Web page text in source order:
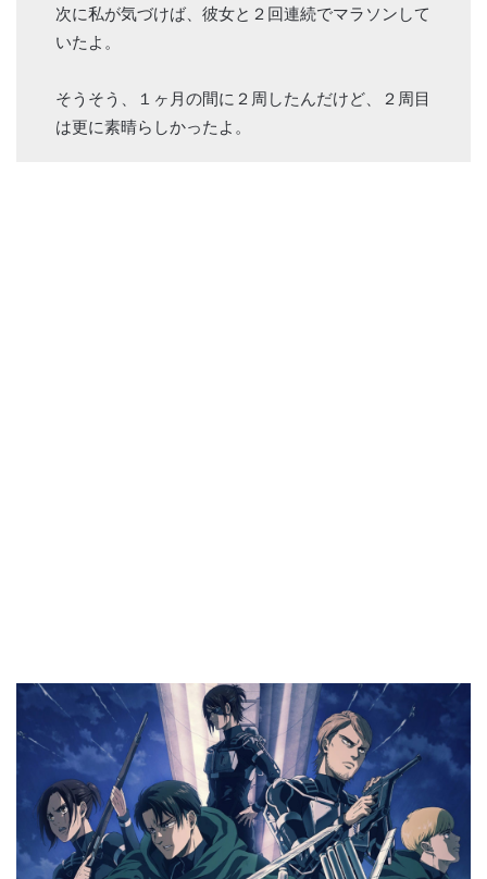
次に私が気づけば、彼女と２回連続でマラソンして
いたよ。
そうそう、１ヶ月の間に２周したんだけど、２周目
は更に素晴らしかったよ。